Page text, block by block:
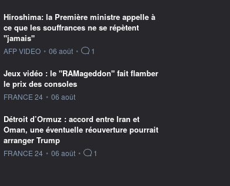
Hiroshima: la Première ministre appelle à
ce que les souffrances ne se répètent
"jamais"
information fournie par
AFP VIDEO • 06 août • 1
Jeux vidéo : le "RAMageddon" fait flamber
le prix des consoles
information fournie par
FRANCE 24 • 06 août
Détroit d’Ormuz : accord entre Iran et
Oman, une éventuelle réouverture pourrait
arranger Trump
information fournie par
FRANCE 24 • 06 août • 1